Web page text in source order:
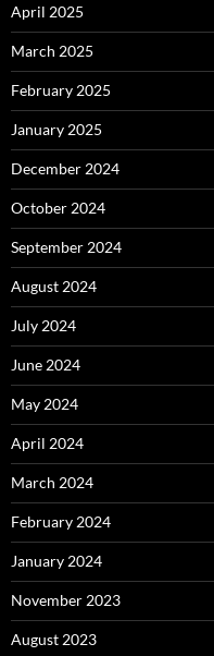
April 2025
March 2025
February 2025
January 2025
December 2024
October 2024
September 2024
August 2024
July 2024
June 2024
May 2024
April 2024
March 2024
February 2024
January 2024
November 2023
August 2023